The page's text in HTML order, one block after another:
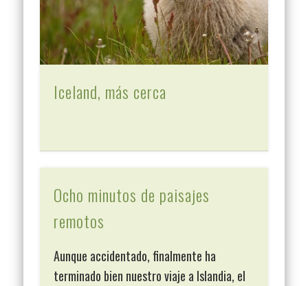
Iceland, más cerca
Ocho minutos de paisajes
remotos
Aunque accidentado, finalmente ha
terminado bien nuestro viaje a Islandia, el